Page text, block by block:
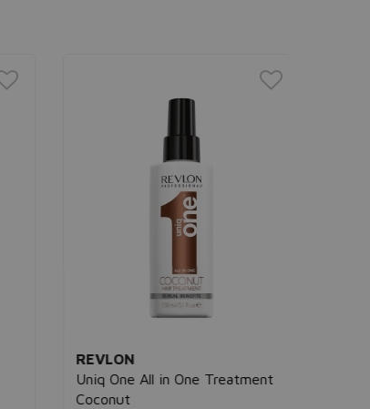
REVLON
Uniq One All in One Treatment
Coconut